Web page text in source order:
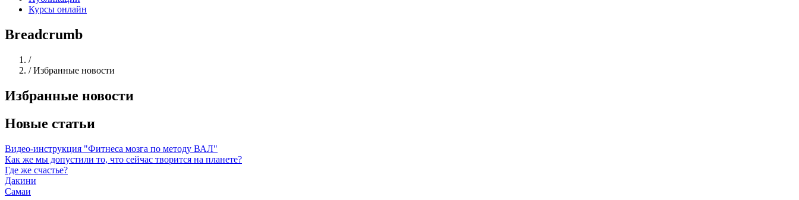
Курсы онлайн
Breadcrumb
/Home
/ Избранные новости
Избранные новости
Новые статьи
Видео-инструкция "Фитнеса мозга по методу ВАЛ"
Как же мы допустили то, что сейчас творится на планете?
Где же счастье?
Дакини
Самаи